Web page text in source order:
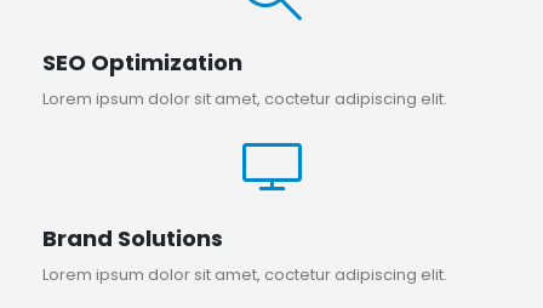
SEO Optimization
Lorem ipsum dolor sit amet, coctetur adipiscing elit.
Brand Solutions
Lorem ipsum dolor sit amet, coctetur adipiscing elit.